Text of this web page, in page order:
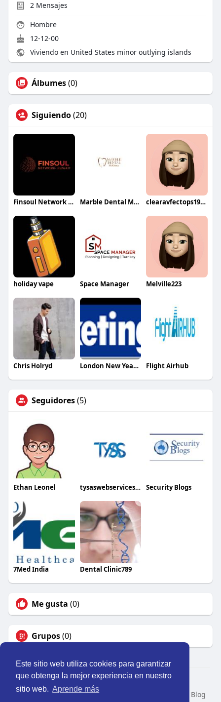
Este sitio web utiliza cookies para garantizar
que obtenga la mejor experiencia en nuestro
sitio web. Aprende más
2Mensajes
Hombre
12-12-00
Viviendo en United States minor outlying islands
Álbumes(0)
Siguiendo(20)
Finsoul Network Kuwait Marble Dental McKinney clearavfectops1981beri
holiday vape Space Manager Melville223
Chris Holryd London New Year Eve Fireworks Tickets Flight Airhub
Seguidores(5)
Ethan Leonel tysaswebservices adworldsolutions321@gmail.com Security Blogs
7Med India Dental Clinic789
Me gusta (0)
Grupos(0)
© 2026 Perú Activo
Inicio
Nosotros Contacto
Blog